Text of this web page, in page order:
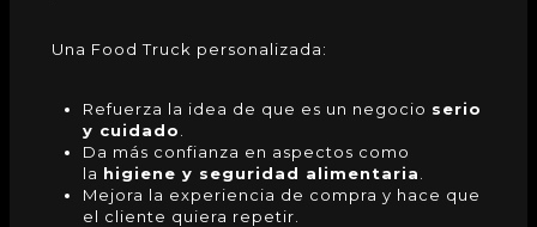
Una Food Truck personalizada:
Refuerza la idea de que es un negocio serio
y cuidado
Da más confianza en aspectos como
la higiene y seguridad alimentaria
Mejora la experiencia de compra y hace que
el cliente quiera repetir.